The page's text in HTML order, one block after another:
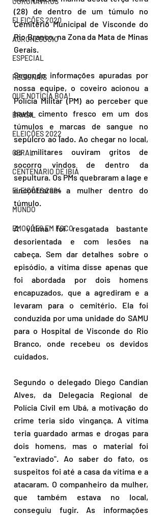
ELEIÇÕES 2020
AGRONEGÓCIO
ESPECIAL
REGIONAIS
QUE NOTÍCIA BOA!
BRASIL
ELEIÇÕES 2022
GERAL
CENTENÁRIO DE IBIÁ
ELEIÇÕES 2024
MUNDO
EMOÇÕES EM FOCO
(28) de dentro de um túmulo no
Cemitério Municipal de Visconde do
Rio Branco, na Zona da Mata de Minas
Gerais.
Segundo informações apuradas por
nossa equipe, o coveiro acionou a
Polícia Militar (PM) ao perceber que
havia cimento fresco em um dos
túmulos e marcas de sangue no
sepulcro ao lado. Ao chegar no local,
os militares ouviram gritos de
socorro vindos de dentro da
sepultura. Os PMs quebraram a lage e
encontraram a mulher dentro do
túmulo.
A vítima foi resgatada bastante
desorientada e com lesões na
cabeça. Sem dar detalhes sobre o
episódio, a vítima disse apenas que
foi abordada por dois homens
encapuzados, que a agrediram e a
levaram para o cemitério. Ela foi
conduzida por uma unidade do SAMU
para o Hospital de Visconde do Rio
Branco, onde recebeu os devidos
cuidados.
Segundo o delegado Diego Candian
Alves, da Delegacia Regional de
Polícia Civil em Ubá, a motivação do
crime teria sido vingança. A vítima
teria guardado armas e drogas para
dois homens, mas o material foi
"extraviado". Ao saber do fato, os
suspeitos foi até a casa da vítima e a
atacaram. O companheiro da mulher,
que também estava no local,
conseguiu fugir. As informações